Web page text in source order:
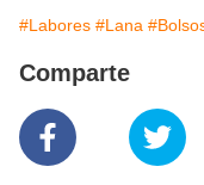
#Labores #Lana
Comparte